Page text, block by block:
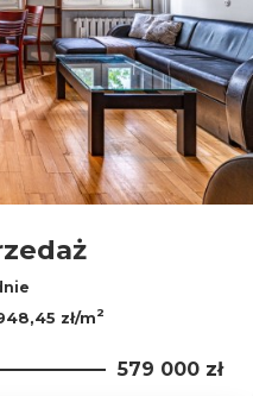
zł/m2
579 000 zł